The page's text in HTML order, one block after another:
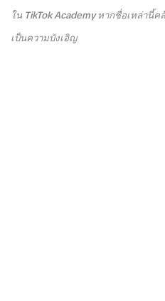
ใน TikTok Academy หากชื่อเหล่านี้
เป็นความบังเอิญ